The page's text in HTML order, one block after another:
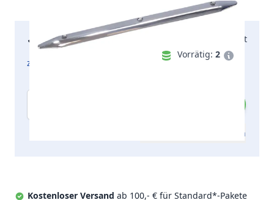
11,19 €
zzgl. Versandkosten
Morgen geliefert
Vorrätig: 2
Menge
Zum Angebot hinzufügen
Kostenloser Versand ab 100,- € für Standard*-Pakete